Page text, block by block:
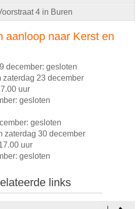
4 in Buren
aanloop naar Kerst en
december: gesloten
zaterdag 23 december
uur
gesloten
gesloten
zaterdag 30 december
uur
gesloten
links